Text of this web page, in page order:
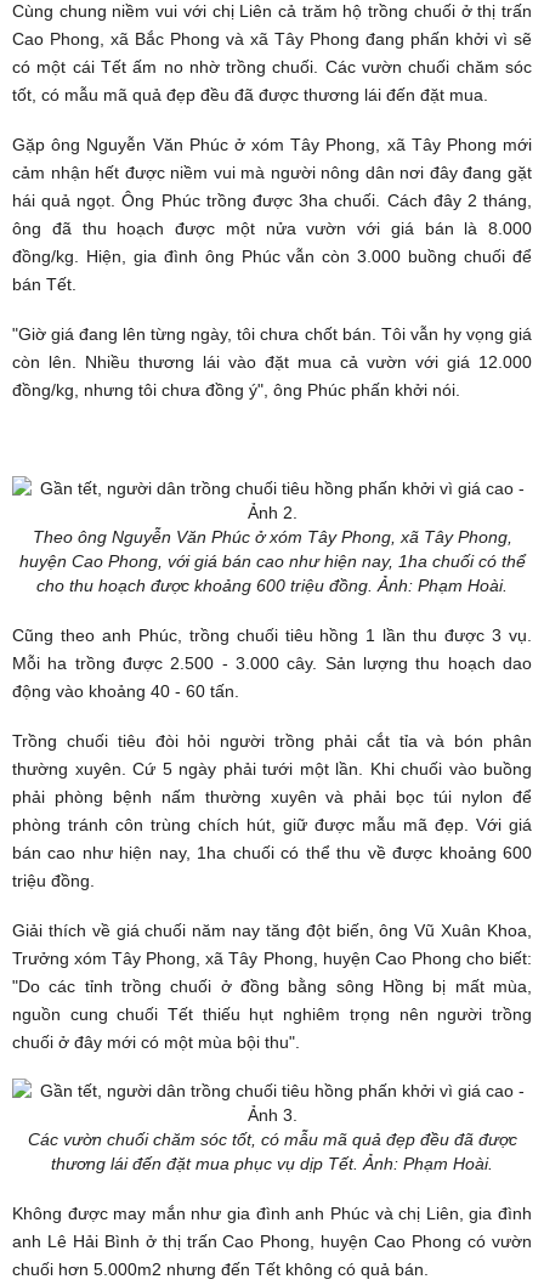
Cùng chung niềm vui với chị Liên cả trăm hộ trồng chuối ở thị trấn
Cao Phong, xã Bắc Phong và xã Tây Phong đang phấn khởi vì sẽ
có một cái Tết ấm no nhờ trồng chuối. Các vườn chuối chăm sóc
tốt, có mẫu mã quả đẹp đều đã được thương lái đến đặt mua.
Gặp ông Nguyễn Văn Phúc ở xóm Tây Phong, xã Tây Phong mới
cảm nhận hết được niềm vui mà người nông dân nơi đây đang gặt
hái quả ngọt. Ông Phúc trồng được 3ha chuối. Cách đây 2 tháng,
ông đã thu hoạch được một nửa vườn với giá bán là 8.000
đồng/kg. Hiện, gia đình ông Phúc vẫn còn 3.000 buồng chuối để
bán Tết.
"Giờ giá đang lên từng ngày, tôi chưa chốt bán. Tôi vẫn hy vọng giá
còn lên. Nhiều thương lái vào đặt mua cả vườn với giá 12.000
đồng/kg, nhưng tôi chưa đồng ý", ông Phúc phấn khởi nói.
Theo ông Nguyễn Văn Phúc ở xóm Tây Phong, xã Tây Phong,
huyện Cao Phong, với giá bán cao như hiện nay, 1ha chuối có thể
cho thu hoạch được khoảng 600 triệu đồng. Ảnh: Phạm Hoài.
Cũng theo anh Phúc, trồng chuối tiêu hồng 1 lần thu được 3 vụ.
Mỗi ha trồng được 2.500 - 3.000 cây. Sản lượng thu hoạch dao
động vào khoảng 40 - 60 tấn.
Trồng chuối tiêu đòi hỏi người trồng phải cắt tỉa và bón phân
thường xuyên. Cứ 5 ngày phải tưới một lần. Khi chuối vào buồng
phải phòng bệnh nấm thường xuyên và phải bọc túi nylon để
phòng tránh côn trùng chích hút, giữ được mẫu mã đẹp. Với giá
bán cao như hiện nay, 1ha chuối có thể thu về được khoảng 600
triệu đồng.
Giải thích về giá chuối năm nay tăng đột biến, ông Vũ Xuân Khoa,
Trưởng xóm Tây Phong, xã Tây Phong, huyện Cao Phong cho biết:
"Do các tỉnh trồng chuối ở đồng bằng sông Hồng bị mất mùa,
nguồn cung chuối Tết thiếu hụt nghiêm trọng nên người trồng
chuối ở đây mới có một mùa bội thu".
Các vườn chuối chăm sóc tốt, có mẫu mã quả đẹp đều đã được
thương lái đến đặt mua phục vụ dịp Tết. Ảnh: Phạm Hoài.
Không được may mắn như gia đình anh Phúc và chị Liên, gia đình
anh Lê Hải Bình ở thị trấn Cao Phong, huyện Cao Phong có vườn
chuối hơn 5.000m2 nhưng đến Tết không có quả bán.